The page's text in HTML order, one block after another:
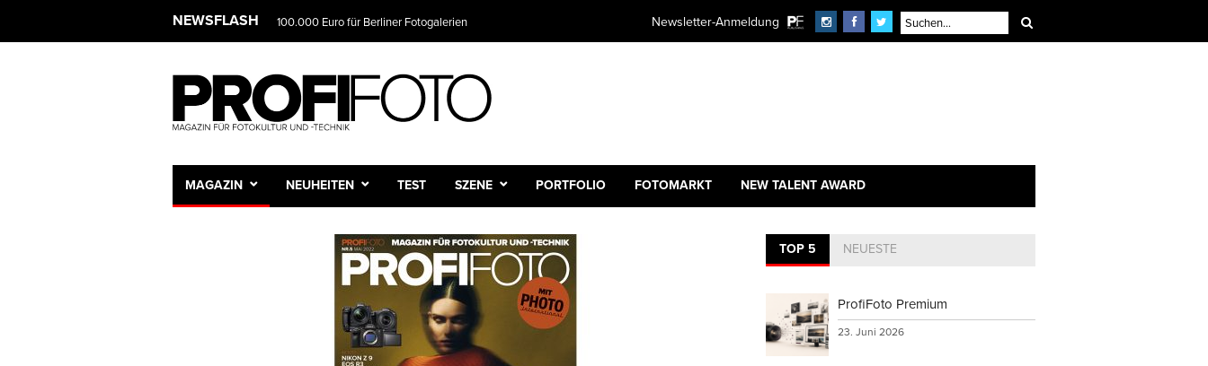
NEWSFLASH 100.000 Euro für Berliner Fotogalerien Newsletter-Anmeldung
MAGAZIN NEUHEITEN TEST SZENE PORTFOLIO FOTOMARKT NEW TALENT AWARD
TOP 5 NEUESTE
ProfiFoto Premium
23. Juni 2026